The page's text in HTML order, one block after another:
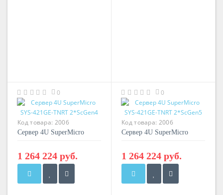
0
Код товара: 2006
Сервер 4U SuperMicro
2*ScGen4
1 264 224 руб.
0
Код товара: 2006
Сервер 4U SuperMicro
2*ScGen5
1 264 224 руб.